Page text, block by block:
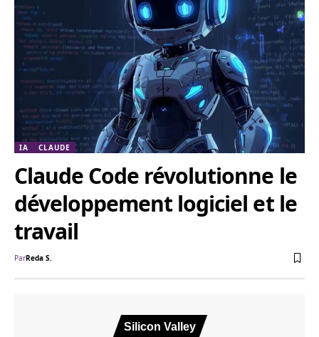
IA CLAUDE
Claude Code révolutionne le
développement logiciel et le
travail
ParReda S.
Silicon Valley